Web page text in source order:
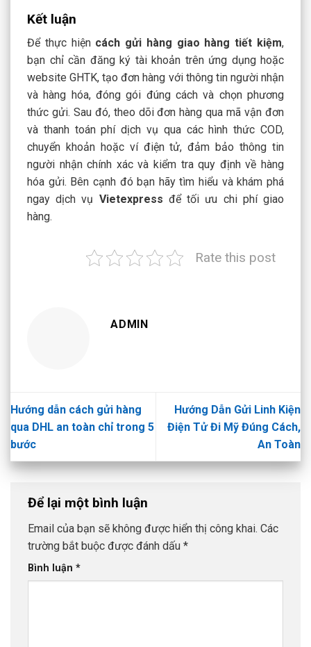
Kết luận
Để thực hiện cách gửi hàng giao hàng tiết kiệm,
bạn chỉ cần đăng ký tài khoản trên ứng dụng hoặc
website GHTK, tạo đơn hàng với thông tin người nhận
và hàng hóa, đóng gói đúng cách và chọn phương
thức gửi. Sau đó, theo dõi đơn hàng qua mã vận đơn
và thanh toán phí dịch vụ qua các hình thức COD,
chuyển khoản hoặc ví điện tử, đảm bảo thông tin
người nhận chính xác và kiểm tra quy định về hàng
hóa gửi. Bên cạnh đó bạn hãy tìm hiểu và khám phá
ngay dịch vụ Vietexpress để tối ưu chi phí giao
hàng.
Rate this post
ADMIN
Hướng dẫn cách gửi hàng
qua DHL an toàn chỉ trong 5
bước
Hướng Dẫn Gửi Linh Kiện
Điện Tử Đi Mỹ Đúng Cách,
An Toàn
Để lại một bình luận
Email của bạn sẽ không được hiển thị công khai. Các
trường bắt buộc được đánh dấu *
Bình luận *